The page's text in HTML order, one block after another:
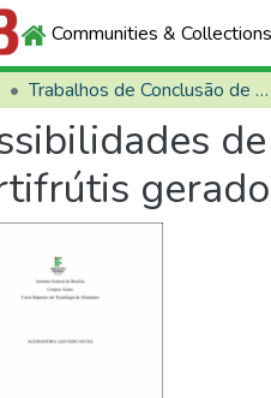
Communities & Collections
Trabalhos de Conclusão de Curso (TCCs)